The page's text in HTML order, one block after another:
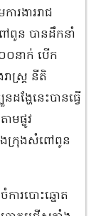
រងាររាជ
ពូន បានដឹកនាំ
នាក់ បើក
ស្ត្រ នីតិ
ហែនេះបានធ្វើ
មផ្លូវ
ងក្រុងសំពៅពូន
ការបោះឆ្នោត